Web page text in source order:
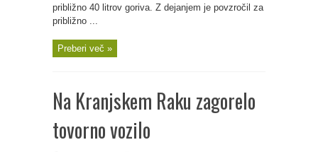
približno 40 litrov goriva. Z dejanjem je povzročil za
približno ...
Preberi več »
Na Kranjskem Raku zagorelo
tovorno vozilo